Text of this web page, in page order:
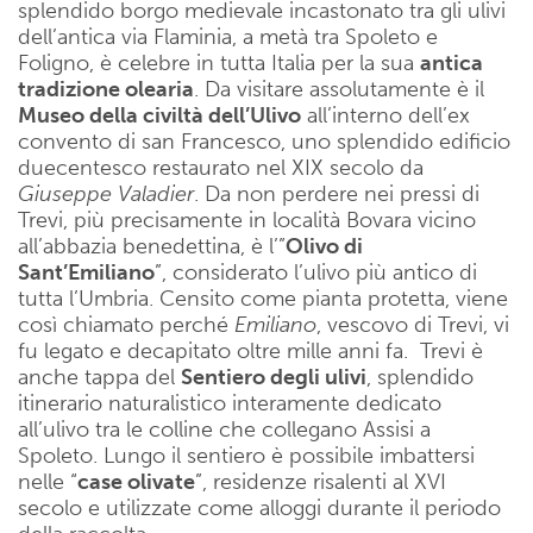
splendido borgo medievale incastonato tra gli ulivi
dell’antica via Flaminia, a metà tra Spoleto e
Foligno, è celebre in tutta Italia per la sua antica
tradizione olearia. Da visitare assolutamente è il
Museo della civiltà dell’Ulivo all’interno dell’ex
convento di san Francesco, uno splendido edificio
duecentesco restaurato nel XIX secolo da
Giuseppe Valadier. Da non perdere nei pressi di
Trevi, più precisamente in località Bovara vicino
all’abbazia benedettina, è l’”Olivo di
Sant’Emiliano”, considerato l’ulivo più antico di
tutta l’Umbria. Censito come pianta protetta, viene
così chiamato perché Emiliano, vescovo di Trevi, vi
fu legato e decapitato oltre mille anni fa. Trevi è
anche tappa del Sentiero degli ulivi, splendido
itinerario naturalistico interamente dedicato
all’ulivo tra le colline che collegano Assisi a
Spoleto. Lungo il sentiero è possibile imbattersi
nelle “case olivate”, residenze risalenti al XVI
secolo e utilizzate come alloggi durante il periodo